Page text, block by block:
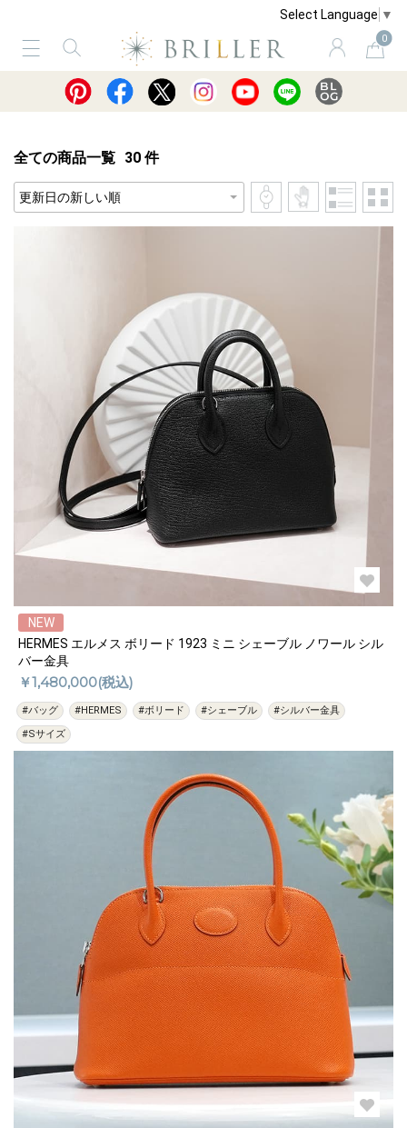
Select Language ▼
0
サービス ショッピングガイド 買取
全ての商品一覧 30 件
NEW
HERMES エルメス ボリード 1923 ミニ シェーブル ノワール シル
バー金具
￥1,480,000(税込)
#バッグ #HERMES #ボリード #シェーブル
#シルバー金具
#Sサイズ